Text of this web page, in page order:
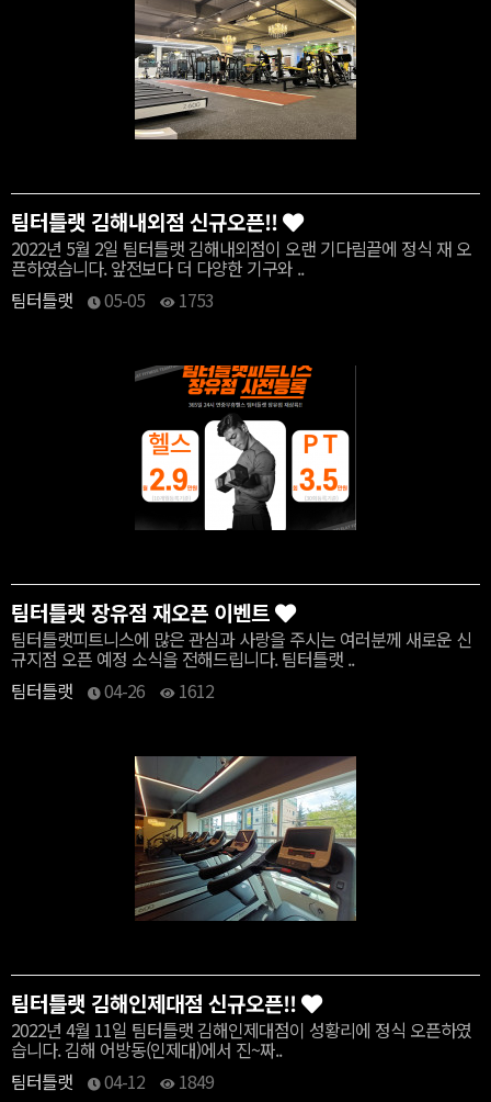
팀터틀랫 김해내외점 신규오픈!!
2022년 5월 2일 팀터틀랫 김해내외점이 오랜 기다림끝에 정식 재 오
픈하였습니다. 앞전보다 더 다양한 기구와 ..
팀터틀랫
05-05 1753
팀터틀랫 장유점 재오픈 이벤트
팀터틀랫피트니스에 많은 관심과 사랑을 주시는 여러분께 새로운 신
규지점 오픈 예정 소식을 전해드립니다. 팀터틀랫 ..
팀터틀랫
04-26 1612
팀터틀랫 김해인제대점 신규오픈!!
2022년 4월 11일 팀터틀랫 김해인제대점이 성황리에 정식 오픈하였
습니다. 김해 어방동(인제대)에서 진~짜..
팀터틀랫
04-12 1849